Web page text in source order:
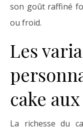
son goût raffiné
ou froid.
Les
cake
La richesse du